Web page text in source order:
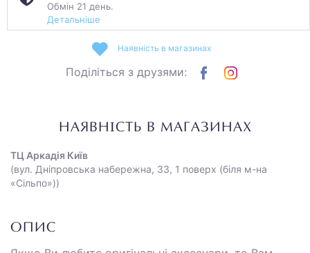
Обмін 21 день.
Детальніше
Наявність в магазинах
Поділіться з друзями:
НАЯВНІСТЬ В МАГАЗИНАХ
ТЦ Аркадія Київ
(вул. Дніпровська набережна, 33, 1 поверх (біля м-на
«Сільпо»))
ОПИС